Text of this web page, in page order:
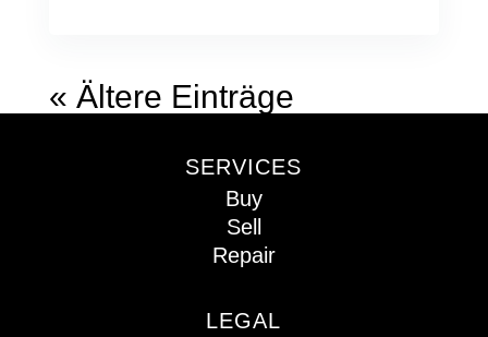
« Ältere Einträge
SERVICES
Buy
Sell
Repair
LEGAL